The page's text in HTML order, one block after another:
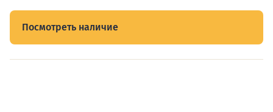
Посмотреть наличие